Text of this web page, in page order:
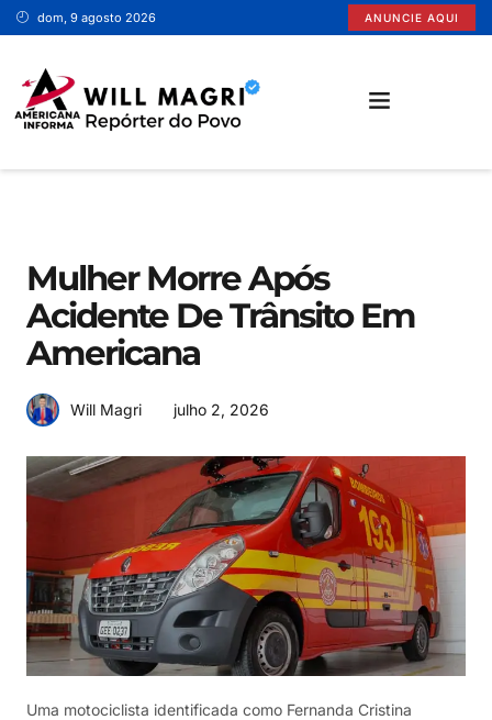
dom, 9 agosto 2026 ANUNCIE AQUI
Mulher Morre Após
Acidente De Trânsito Em
Americana
Will Magri julho 2, 2026
Uma motociclista identificada como Fernanda Cristina